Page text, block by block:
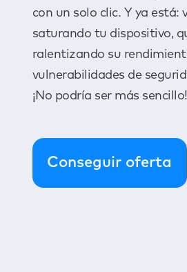
con un solo clic. Y ya está:
saturando tu dispositivo,
ralentizando su
vulnerabilidades de
¡No podría ser más sencillo!